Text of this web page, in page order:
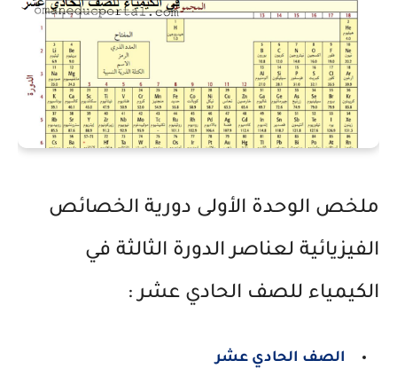
ملخص الوحدة الأولى دورية الخصائص
الفيزيائية لعناصر الدورة الثالثة في
الكيمياء للصف الحادي عشر :
الصف الحادي عشر